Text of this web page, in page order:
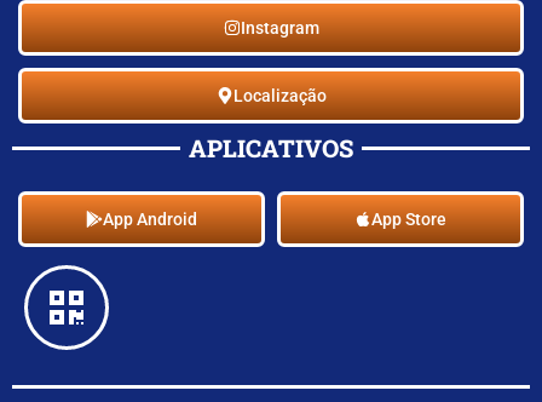
Instagram
Localização
APLICATIVOS
App Android App Store